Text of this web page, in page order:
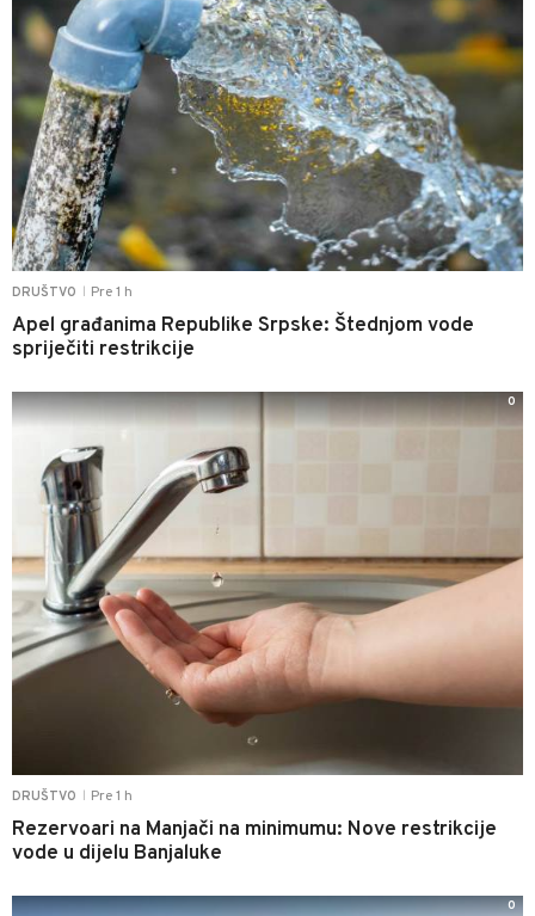
DRUŠTVO Pre 1 h
Apel građanima Republike Srpske: Štednjom vode
spriječiti restrikcije
DRUŠTVO Pre 1 h
Rezervoari na Manjači na minimumu: Nove restrikcije
vode u dijelu Banjaluke
0
0